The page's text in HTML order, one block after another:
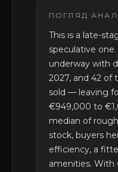
ПОГЛЯД
This is a late-
speculative
underway with
2027, and 42 of
sold — leaving
€949,000 to
median of
stock, buyers
efficiency, a
amenities. With